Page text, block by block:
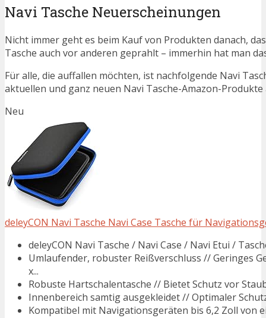
Navi Tasche Neuerscheinungen
Nicht immer geht es beim Kauf von Produkten danach,
Tasche auch vor anderen geprahlt – immerhin hat man
Für alle, die auffallen möchten, ist nachfolgende Navi
aktuellen und ganz neuen Navi Tasche-Amazon-
Neu
deleyCON Navi Tasche Navi Case Tasche für
deleyCON Navi Tasche / Navi Case / Navi Etui /
Umlaufender, robuster Reißverschluss // Geringes
x...
Robuste Hartschalentasche // Bietet Schutz vor
Innenbereich samtig ausgekleidet // Optimaler
Kompatibel mit Navigationsgeräten bis 6,2 Zoll von